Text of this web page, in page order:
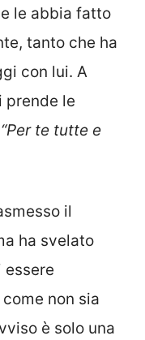
le abbia fatto
tanto che ha
con lui. A
prende le
“Per te tutte e
il
ha svelato
come non sia
è solo una